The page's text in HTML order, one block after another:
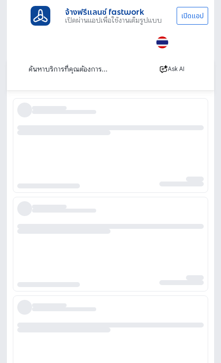
จ้างฟรีแลนซ์ fastwork
เปิดผ่านแอปเพื่อใช้งานเต็มรูปแบบ เปิดแอป
Ask AI
เรียงตาม